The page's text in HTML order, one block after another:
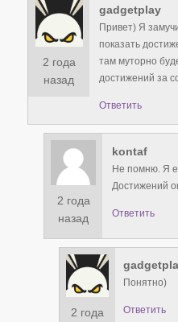
2 года
назад
gadgetplay
Привет) Я
показать
там муторно
достижений за
Ответить
2 года
назад
kontaf
Не помню. Я
Достижений
Ответить
2 года
Понятно)
Ответить